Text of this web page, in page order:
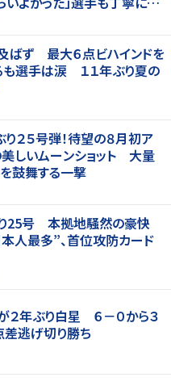
ばず 最大６点ビハインドを
も選手は涙 １１年ぶり夏の
２５号弾！待望の８月初ア
しいムーンショット 大量
鼓舞する一撃
25号 本拠地騒然の豪快
人最多”、首位攻防カード
２年ぶり白星 ６－０から３
逃げ切り勝ち